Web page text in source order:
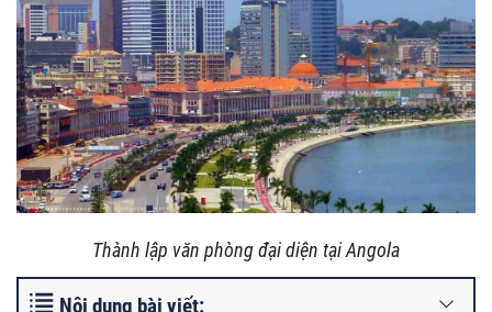
Thành lập văn phòng đại diện tại Angola
Nội dung bài viết: